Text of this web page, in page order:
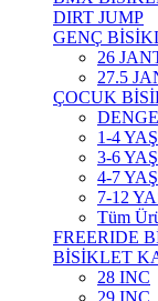
DIRT JUMP
GENÇ
26
27.5
ÇOCUK
1-4
3-6
4-7
7-12
Tüm
FREERIDE
BİSİKLET
28 INC
29 INC